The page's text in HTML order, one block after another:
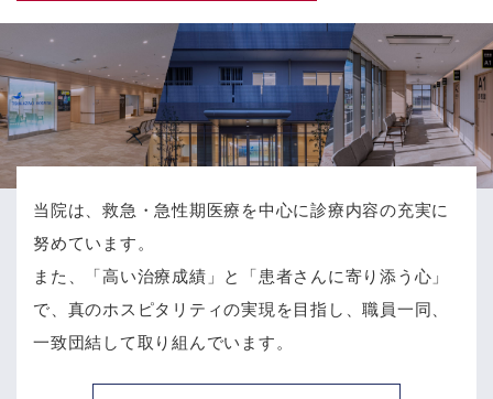
当院は、救急・急性期医療を中心に診療内容の充実に
努めています。
また、「高い治療成績」と「患者さんに寄り添う心」
で、 真のホスピタリティの実現を目指し、職員一同、
一致団結して取り組んでいます。